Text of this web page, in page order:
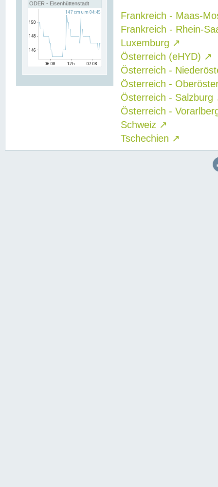
ODER - Eisenhüttenstadt
Frankreich - Maas-
Frankreich - Rhein-
Luxemburg ↗
Österreich (eHYD) ↗
Österreich -
Österreich -
Österreich - Salzburg
Österreich -
Schweiz ↗
Tschechien ↗